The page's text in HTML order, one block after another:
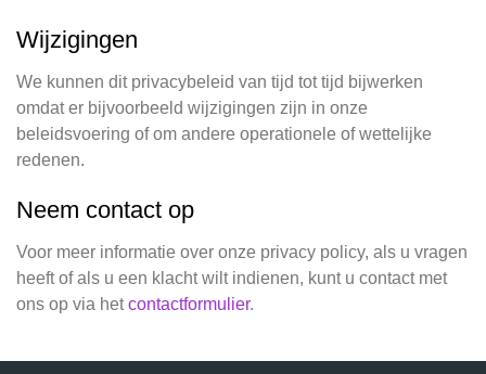
Wijzigingen
We kunnen dit privacybeleid van tijd tot tijd bijwerken
omdat er bijvoorbeeld wijzigingen zijn in onze
beleidsvoering of om andere operationele of wettelijke
redenen.
Neem contact op
Voor meer informatie over onze privacy policy, als u vragen
heeft of als u een klacht wilt indienen, kunt u contact met
ons op via hetcontactformulier.